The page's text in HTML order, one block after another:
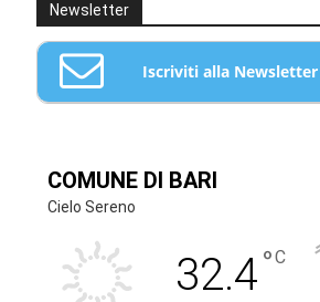
Newsletter
Iscriviti alla Newsletter
Cognome: *
COMUNE DI BARI
Cielo Sereno
32.4°C